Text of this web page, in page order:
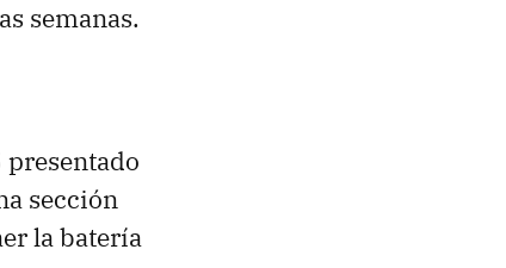
semanas.
presentado
sección
la batería